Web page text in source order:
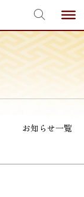
お知らせ一覧